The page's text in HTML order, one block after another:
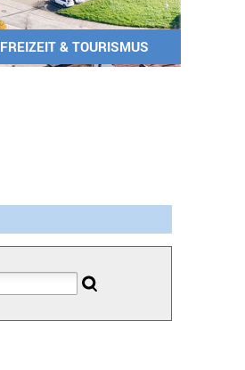
FREIZEIT & TOURISMUS